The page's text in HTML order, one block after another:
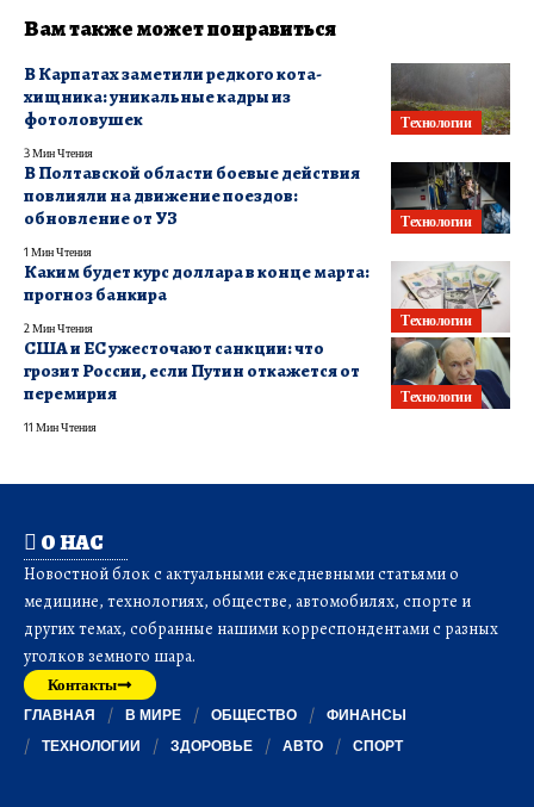
Вам также может понравиться
Технологии
В Карпатах заметили редкого кота-
хищника: уникальные кадры из
фотоловушек
3 Мин Чтения
Технологии
В Полтавской области боевые действия
повлияли на движение поездов:
обновление от УЗ
1 Мин Чтения
Технологии
Каким будет курс доллара в конце марта:
прогноз банкира
2 Мин Чтения
Технологии
США и ЕС ужесточают санкции: что
грозит России, если Путин откажется от
перемирия
11 Мин Чтения
О НАС
Новостной блок с актуальными ежедневными статьями о
медицине, технологиях, обществе, автомобилях, спорте и
других темах, собранные нашими корреспондентами с разных
уголков земного шара.
Контакты
ГЛАВНАЯ В МИРЕ ОБЩЕСТВО
ФИНАНСЫ
ТЕХНОЛОГИИ
ЗДОРОВЬЕ АВТО СПОРТ